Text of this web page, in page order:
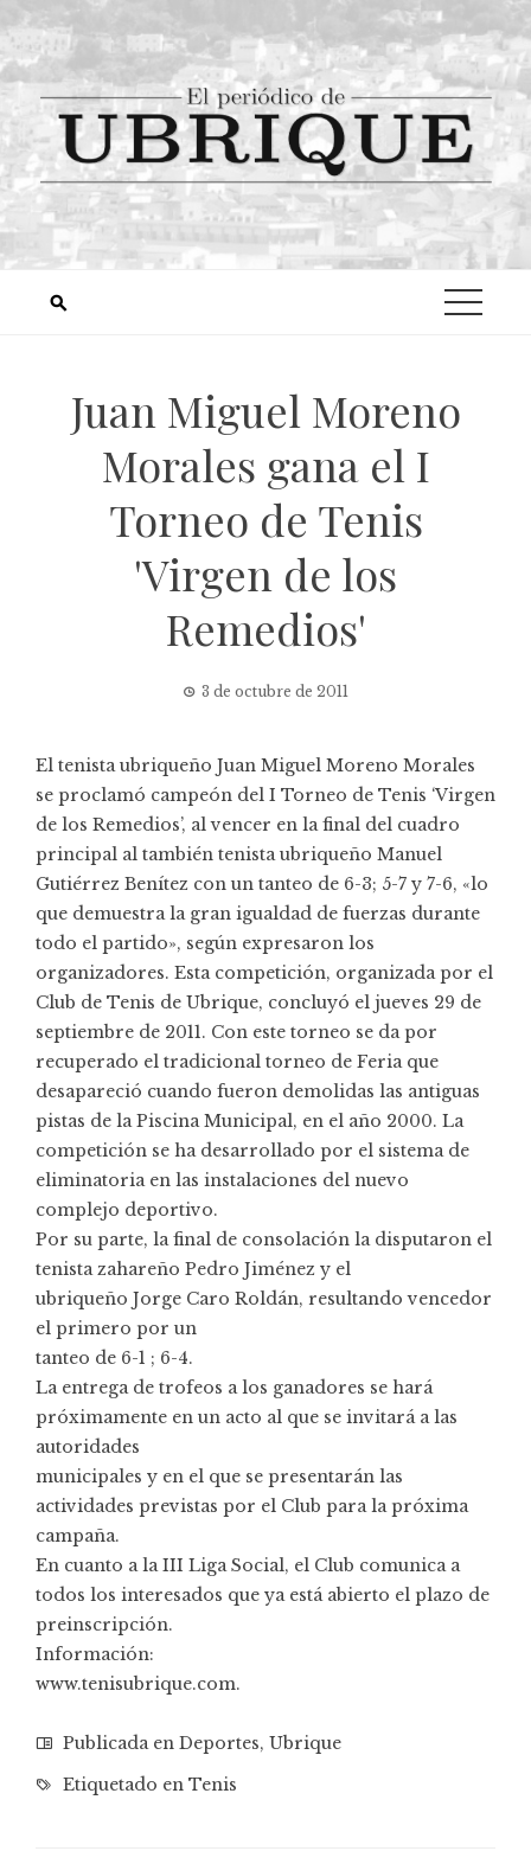
Juan Miguel Moreno
Morales gana el I
Torneo de Tenis
'Virgen de los
Remedios'
3 de octubre de 2011
El tenista ubriqueño Juan Miguel Moreno Morales
se proclamó campeón del I Torneo de Tenis ‘Virgen
de los Remedios’, al vencer en la final del cuadro
principal al también tenista ubriqueño Manuel
Gutiérrez Benítez con un tanteo de 6-3; 5-7 y 7-6, «lo
que demuestra la gran igualdad de fuerzas durante
todo el partido», según expresaron los
organizadores. Esta competición, organizada por el
Club de Tenis de Ubrique, concluyó el jueves 29 de
septiembre de 2011. Con este torneo se da por
recuperado el tradicional torneo de Feria que
desapareció cuando fueron demolidas las antiguas
pistas de la Piscina Municipal, en el año 2000. La
competición se ha desarrollado por el sistema de
eliminatoria en las instalaciones del nuevo
complejo deportivo.
Por su parte, la final de consolación la disputaron el
tenista zahareño Pedro Jiménez y el
ubriqueño Jorge Caro Roldán, resultando vencedor
el primero por un
tanteo de 6-1 ; 6-4.
La entrega de trofeos a los ganadores se hará
próximamente en un acto al que se invitará a las
autoridades
municipales y en el que se presentarán las
actividades previstas por el Club para la próxima
campaña.
En cuanto a la III Liga Social, el Club comunica a
todos los interesados que ya está abierto el plazo de
preinscripción.
Información:
www.tenisubrique.com.
Publicada en Deportes, Ubrique
Etiquetado en Tenis